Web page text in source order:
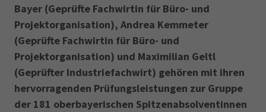
Magazin Log-in
Bayer (Geprüfte Fachwirtin für Büro- und
Projektorganisation), Andrea Kemmeter
(Geprüfte Fachwirtin für Büro- und
Projektorganisation) und Maximilian Geltl
(Geprüfter Industriefachwirt) gehören mit ihren
hervorragenden Prüfungsleistungen zur Gruppe
der 181 oberbayerischen Spitzenabsolventinnen